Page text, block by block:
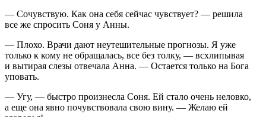
— Сочувствую. Как она себя сейчас чувствует? — решила
все же спросить Соня у Анны.
— Плохо. Врачи дают неутешительные прогнозы. Я уже
только к кому не обращалась, все без толку, — всхлипывая
и вытирая слезы отвечала Анна. — Остается только на Бога
уповать.
— Угу, — быстро произнесла Соня. Ей стало очень неловко,
а еще она явно почувствовала свою вину. — Желаю ей